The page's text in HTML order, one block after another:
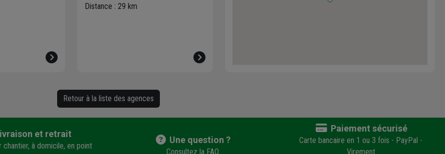
Distance : 29 km
Retour à la liste des agences
et retrait
chantier, à domicile, en point
Une question ?
Consultez la FAQ
Paiement sécurisé
Carte bancaire en 1 ou 3 fois - PayPal -
Virement